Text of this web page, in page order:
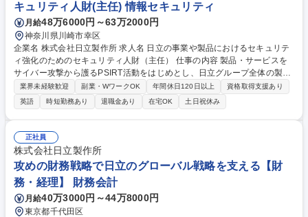
キュリティ人財(主任) 情報セキュリティ
月給48万6000円～63万2000円
神奈川県川崎市幸区
企業名 株式会社日立製作所 求人名 日立の事業や製品におけるセキュリテ
ィ強化のためのセキュリティ人財（主任） 仕事の内容 製品・サービスを
サイバー攻撃から護るPSIRT活動をはじめとし、日立グループ全体の製
品・サービスをサイバー攻撃から護るための技術支援活動もおこなうセキ
ュリティ専門家集団です。 製品・サービスのセキュリティを確保するため
の活動 １．セキュリティ・インシデント・レスポンス ２．ホワイトハッ
カー ３．セキュリティエンジニアリングデザイン ４．セキュリティ脅威
情報、脆弱性対策業務 ※日立においてセキュリティを確保するための技術
的な中核を担います。 募集職種 日立の事業や製品におけるセキュリティ
強化のためのセキュリティ人財（主任）
業界未経験歓迎 副業・WワークOK 年間休日120日以上
資格取得支援あり
英語
時短勤務あり 退職金あり 在宅OK 土日祝休み
正社員
株式会社日立製作所
攻めの財務戦略で日立のグローバル戦略を支える【財
務・経理】 財務会計
月給40万3000円～44万8000円
東京都千代田区